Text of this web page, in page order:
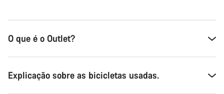
O que é o Outlet?
Explicação sobre as bicicletas usadas.